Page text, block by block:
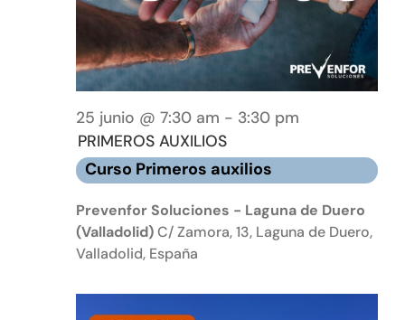
25 junio @ 7:30 am - 3:30 pm
PRIMEROS AUXILIOS
Curso Primeros auxilios
Prevenfor Soluciones - Laguna de Duero
(Valladolid)C/ Zamora, 13, Laguna de Duero,
Valladolid, España